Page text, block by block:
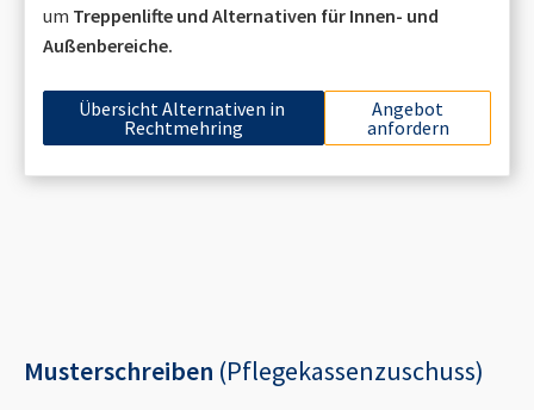
um Treppenlifte und Alternativen für Innen- und
Außenbereiche.
Übersicht Alternativen in
Rechtmehring
Angebot
anfordern
Musterschreiben (Pflegekassenzuschuss)